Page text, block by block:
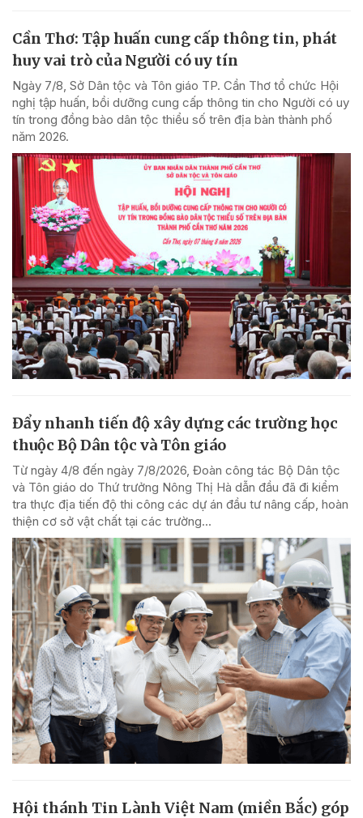
Cần Thơ: Tập huấn cung cấp thông tin, phát
huy vai trò của Người có uy tín
Ngày 7/8, Sở Dân tộc và Tôn giáo TP. Cần Thơ tổ chức Hội
nghị tập huấn, bồi dưỡng cung cấp thông tin cho Người có uy
tín trong đồng bào dân tộc thiểu số trên địa bàn thành phố
năm 2026.
Đẩy nhanh tiến độ xây dựng các trường học
thuộc Bộ Dân tộc và Tôn giáo
Từ ngày 4/8 đến ngày 7/8/2026, Đoàn công tác Bộ Dân tộc
và Tôn giáo do Thứ trưởng Nông Thị Hà dẫn đầu đã đi kiểm
tra thực địa tiến độ thi công các dự án đầu tư nâng cấp, hoàn
thiện cơ sở vật chất tại các trường...
Hội thánh Tin Lành Việt Nam (miền Bắc) góp